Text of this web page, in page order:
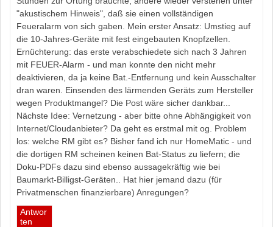
"akustischem Hinweis", daß sie einen vollständigen
Feueralarm von sich gaben. Mein erster Ansatz: Umstieg auf
die 10-Jahres-Geräte mit fest eingebauten Knopfzellen.
Ernüchterung: das erste verabschiedete sich nach 3 Jahren
mit FEUER-Alarm - und man konnte den nicht mehr
deaktivieren, da ja keine Bat.-Entfernung und kein Ausschalter
dran waren. Einsenden des lärmenden Geräts zum Hersteller
wegen Produktmangel? Die Post wäre sicher dankbar...
Nächste Idee: Vernetzung - aber bitte ohne Abhängigkeit von
Internet/Cloudanbieter? Da geht es erstmal mit og. Problem
los: welche RM gibt es? Bisher fand ich nur HomeMatic - und
die dortigen RM scheinen keinen Bat-Status zu liefern; die
Doku-PDFs dazu sind ebenso aussagekräftig wie bei
Baumarkt-Billigst-Geräten.. Hat hier jemand dazu (für
Privatmenschen finanzierbare) Anregungen?
Antwor
ten